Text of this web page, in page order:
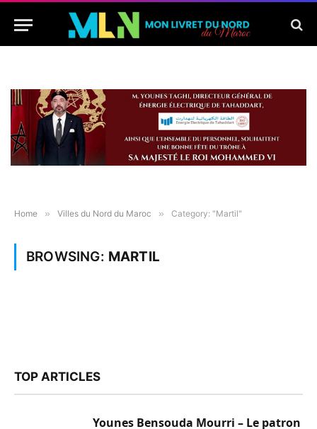
Home » Villes du Nord du Maroc » Category: "Martil"
BROWSING: MARTIL
TOP ARTICLES
Younes Bensouda Mourri – Le patron